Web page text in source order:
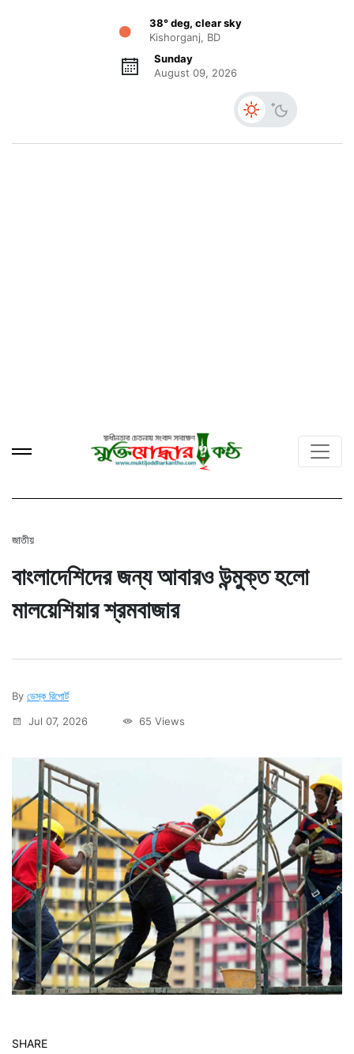
38° deg, clear sky
Kishorganj, BD
Sunday
August 09, 2026
জাতীয়
বাংলাদেশিদের জন্য আবারও উন্মুক্ত হলো
মালয়েশিয়ার শ্রমবাজার
By ডেস্ক রিপোর্ট
Jul 07, 2026
65 Views
SHARE